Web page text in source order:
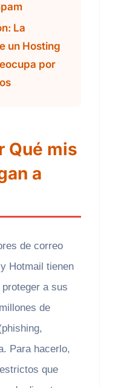
La
un Hosting
por
Qué mis
a
de correo
Hotmail tienen
a sus
de
Para hacerlo,
que